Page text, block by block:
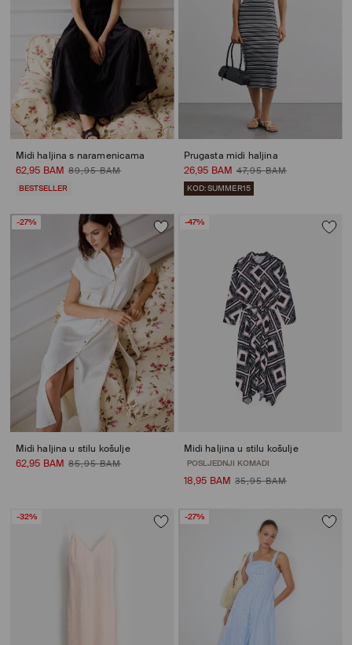
Midi haljina s naramenicama
62,95 BAM 89,95 BAM
BESTSELLER
Prugasta midi haljina
26,95 BAM 47,95 BAM
KOD: SUMMER15
-27%
Midi haljina u stilu košulje
62,95 BAM 85,95 BAM
-47%
Midi haljina u stilu košulje
POSLJEDNJI KOMADI
18,95 BAM 35,95 BAM
-32% -27%